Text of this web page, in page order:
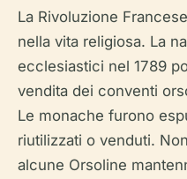
La Rivoluzione
nella vita religiosa. La
ecclesiastici nel 1789
vendita dei conventi
Le monache furono
riutilizzati o venduti.
alcune Orsoline